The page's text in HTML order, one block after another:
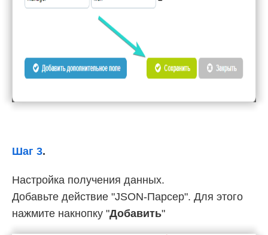
Шаг 3.
Настройка получения данных.
Добавьте действие "JSON-Парсер". Для этого
нажмите накнопку "Добавить"